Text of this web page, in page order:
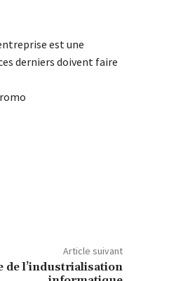
est une
derniers doivent faire
Article suivant
de l’industrialisation